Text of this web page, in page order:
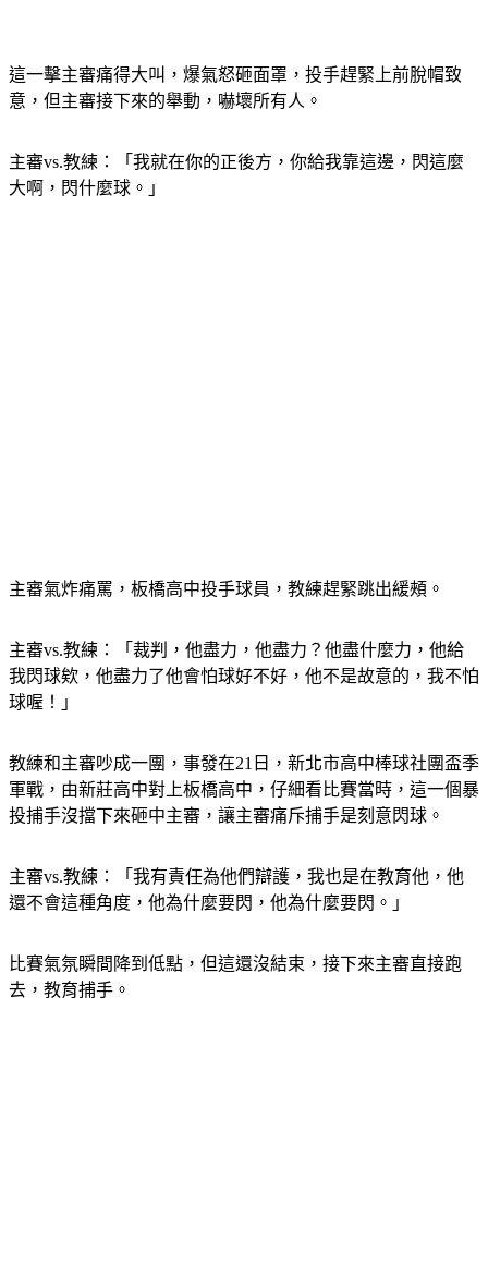
意，但主審接下來的舉動，嚇壞所有人。
大啊，閃什麼球。」
我閃球欸，他盡力了他會怕球好不好，他不是故意的，我不怕
球喔！」
軍戰，由新莊高中對上板橋高中，仔細看比賽當時，這一個暴
投捕手沒擋下來砸中主審，讓主審痛斥捕手是刻意閃球。
還不會這種角度，他為什麼要閃，他為什麼要閃。」
去，教育捕手。